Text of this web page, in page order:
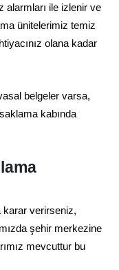
alarmları ile izlenir ve
ünitelerimiz temiz
olana kadar
belgeler varsa,
kabında
karar verirseniz,
şehir merkezine
mevcuttur bu